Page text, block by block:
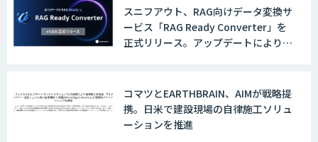
スニフアウト、RAG向けデータ変換サ
ービス「RAG Ready Converter」を
正式リリース。アップデートにより変
コマツとEARTHBRAIN、AIMが戦略提
携。日米で建設現場の自律施工ソリュ
ーションを推進